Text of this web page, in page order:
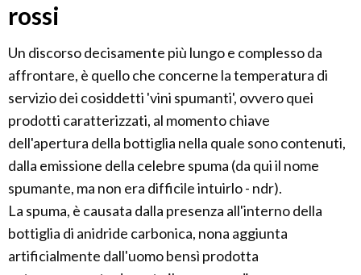
rossi
Un discorso decisamente più lungo e complesso da
affrontare, è quello che concerne la temperatura di
servizio dei cosiddetti 'vini spumanti', ovvero quei
prodotti caratterizzati, al momento chiave
dell'apertura della bottiglia nella quale sono contenuti,
dalla emissione della celebre spuma (da qui il nome
spumante, ma non era difficile intuirlo - ndr).
La spuma, è causata dalla presenza all'interno della
bottiglia di anidride carbonica, nona aggiunta
artificialmente dall'uomo bensì prodotta